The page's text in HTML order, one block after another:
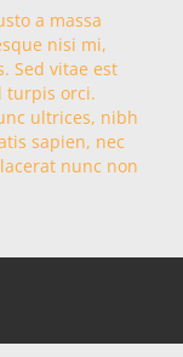
a massa
nisi mi,
Sed vitae est
turpis orci.
ultrices, nibh
sapien, nec
nunc non